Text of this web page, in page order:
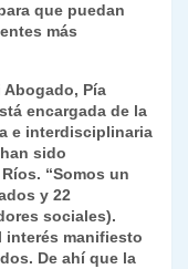
que puedan
más
Abogado, Pía
encargada de la
e interdisciplinaria
sido
“Somos un
y 22
sociales).
interés manifiesto
De ahí que la